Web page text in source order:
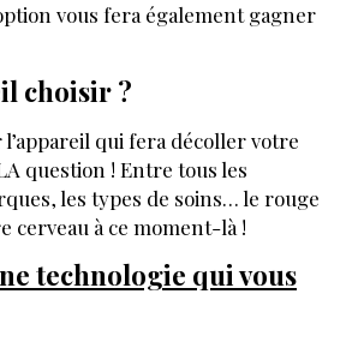
vous fera également gagner
choisir ?
qui fera décoller votre
question ! Entre tous les
les types de soins… le rouge
cerveau à ce moment-là !
technologie qui vous